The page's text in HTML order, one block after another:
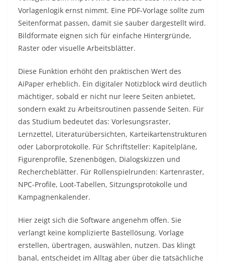
Vorlagenlogik ernst nimmt. Eine PDF-Vorlage sollte zum
Seitenformat passen, damit sie sauber dargestellt wird.
Bildformate eignen sich für einfache Hintergründe,
Raster oder visuelle Arbeitsblätter.
Diese Funktion erhöht den praktischen Wert des
AiPaper erheblich. Ein digitaler Notizblock wird deutlich
mächtiger, sobald er nicht nur leere Seiten anbietet,
sondern exakt zu Arbeitsroutinen passende Seiten. Für
das Studium bedeutet das: Vorlesungsraster,
Lernzettel, Literaturübersichten, Karteikartenstrukturen
oder Laborprotokolle. Für Schriftsteller: Kapitelpläne,
Figurenprofile, Szenenbögen, Dialogskizzen und
Rechercheblätter. Für Rollenspielrunden: Kartenraster,
NPC-Profile, Loot-Tabellen, Sitzungsprotokolle und
Kampagnenkalender.
Hier zeigt sich die Software angenehm offen. Sie
verlangt keine komplizierte Bastellösung. Vorlage
erstellen, übertragen, auswählen, nutzen. Das klingt
banal, entscheidet im Alltag aber über die tatsächliche